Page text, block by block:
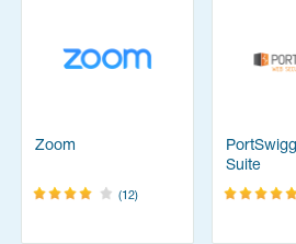
Zoom
(12)
Suite